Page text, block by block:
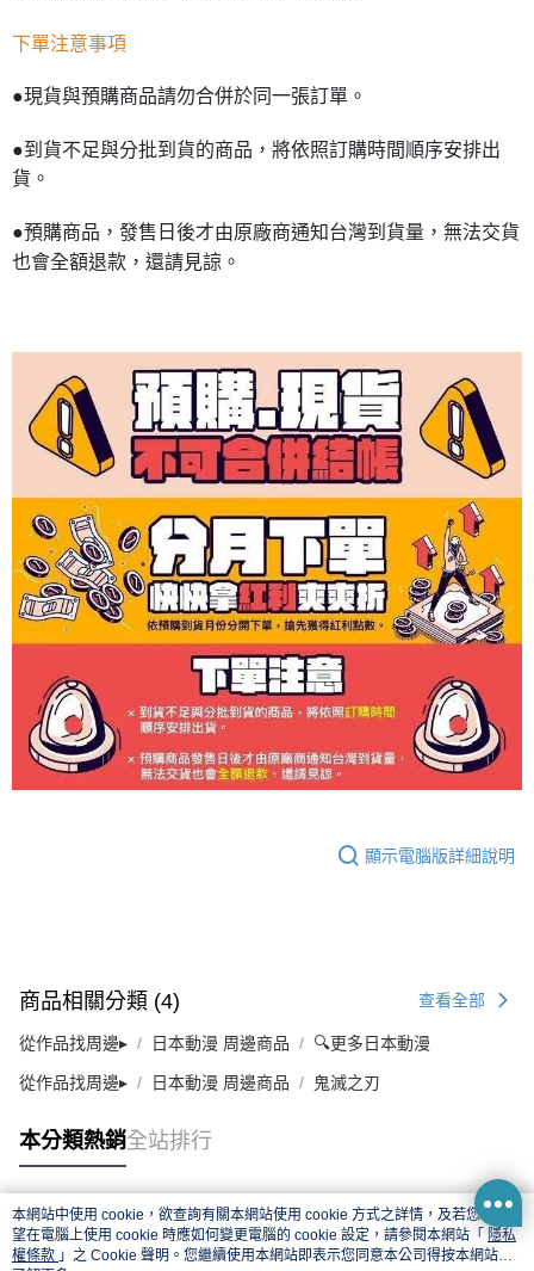
下單注意事項
●現貨與預購商品請勿合併於同一張訂單。
●到貨不足與分批到貨的商品，將依照訂購時間順序安排出
貨。
●預購商品，發售日後才由原廠商通知台灣到貨量，無法交貨
也會全額退款，還請見諒。
顯示電腦版詳細說明
商品相關分類 (4) 查看全部
從作品找周邊▸ 日本動漫 周邊商品 🔍更多日本動漫
從作品找周邊▸ 日本動漫 周邊商品 鬼滅之刃
本分類熱銷全站排行
熱門標籤
本網站中使用 cookie，欲查詢有關本網站使用 cookie 方式之詳情，及若您不希
望在電腦上使用 cookie 時應如何變更電腦的 cookie 設定，請參閱本網站「 隱私
權條款 」之 Cookie 聲明。您繼續使用本網站即表示您同意本公司得按本網站使